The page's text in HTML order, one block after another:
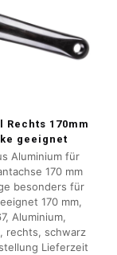
Rechts 170mm
geeignet
Aluminium für
170 mm
besonders für
170 mm,
Aluminium,
rechts, schwarz
Lieferzeit